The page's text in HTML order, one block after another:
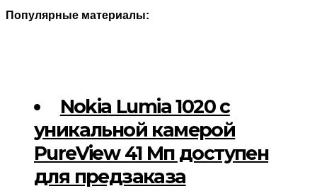
Популярные материалы:
Nokia Lumia 1020 с
уникальной камерой
PureView 41 Мп доступен
для предзаказа